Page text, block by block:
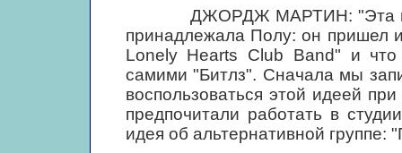
ДЖОРДЖ МАРТИН: "Эта идея
принадлежала Полу: он пришел
Lonely Hearts Club Band" и что
самими "Битлз". Сначала мы
воспользоваться этой идеей
предпочитали работать в
идея об альтернативной группе: